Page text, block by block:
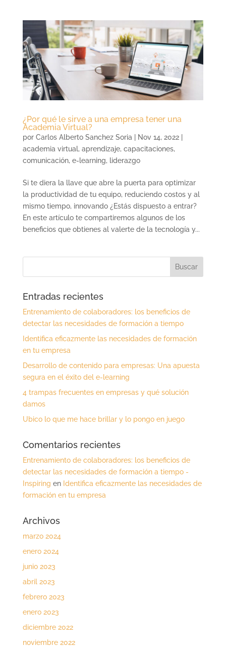
¿Por qué le sirve a una empresa tener una
Academia Virtual?
por Carlos Alberto Sanchez Soria | Nov 14, 2022|
academia virtual, aprendizaje, capacitaciones,
comunicación, e-learning, liderazgo
Si te diera la llave que abre la puerta para optimizar
la productividad de tu equipo, reduciendo costos y al
mismo tiempo, innovando ¿Estás dispuesto a entrar?
En este artículo te compartiremos algunos de los
beneficios que obtienes al valerte de la tecnología y...
Entradas recientes
Entrenamiento de colaboradores: los beneficios de
detectar las necesidades de formación a tiempo
Identifica eficazmente las necesidades de formación
en tu empresa
Desarrollo de contenido para empresas: Una apuesta
segura en el éxito del e-learning
4 trampas frecuentes en empresas y qué solución
damos
Ubico lo que me hace brillar y lo pongo en juego
Comentarios recientes
Entrenamiento de colaboradores: los beneficios de
detectar las necesidades de formación a tiempo -
Inspiring en Identifica eficazmente las necesidades de
formación en tu empresa
Archivos
marzo 2024
enero 2024
junio 2023
abril 2023
febrero 2023
enero 2023
diciembre 2022
noviembre 2022